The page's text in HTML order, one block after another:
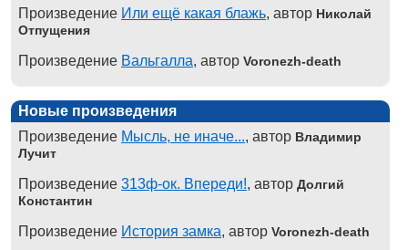
Произведение Или ещё какая блажь, автор Николай
Отпущения
Произведение Вальгалла, автор Voronezh-death
Новые произведения
Произведение Мысль, не иначе..., автор Владимир
Лучит
Произведение 313ф-ок. Впереди!, автор Долгий
Константин
Произведение История замка, автор Voronezh-death